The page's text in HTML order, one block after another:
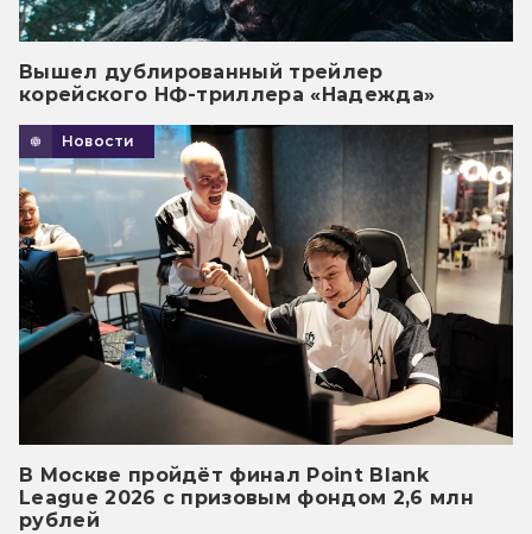
Вышел дублированный трейлер
корейского НФ-триллера «Надежда»
Новости
В Москве пройдёт финал Point Blank
League 2026 с призовым фондом 2,6 млн
рублей